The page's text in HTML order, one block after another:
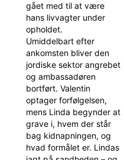
gået med til at være
hans livvagter under
opholdet.
Umiddelbart efter
ankomsten bliver den
jordiske sektor angrebet
og ambassadøren
bortført. Valentin
optager forfølgelsen,
mens Linda begynder at
grave i, hvem der står
bag kidnapningen, og
hvad formålet er. Lindas